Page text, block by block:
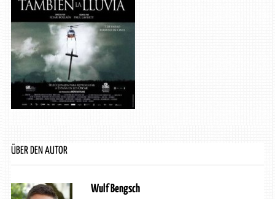
ÜBER DEN AUTOR
Wulf Bengsch